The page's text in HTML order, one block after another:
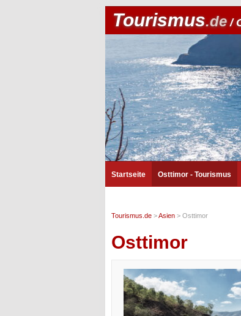
Tourismus.de/
Startseite Osttimor - Tourismus
Tourismus.de >Asien > Osttimor
Osttimor